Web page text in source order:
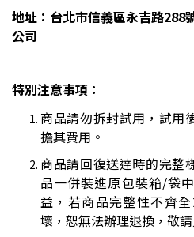
地址： 台北市信義區永吉路288
公司
特別注意事項：
商品請勿拆封試用，試用
擔其費用。
商品請回復送達時的完整
品一併裝進原包裝箱/袋
益，若商品完整性不齊
壞，恕無法辦理退換，敬請